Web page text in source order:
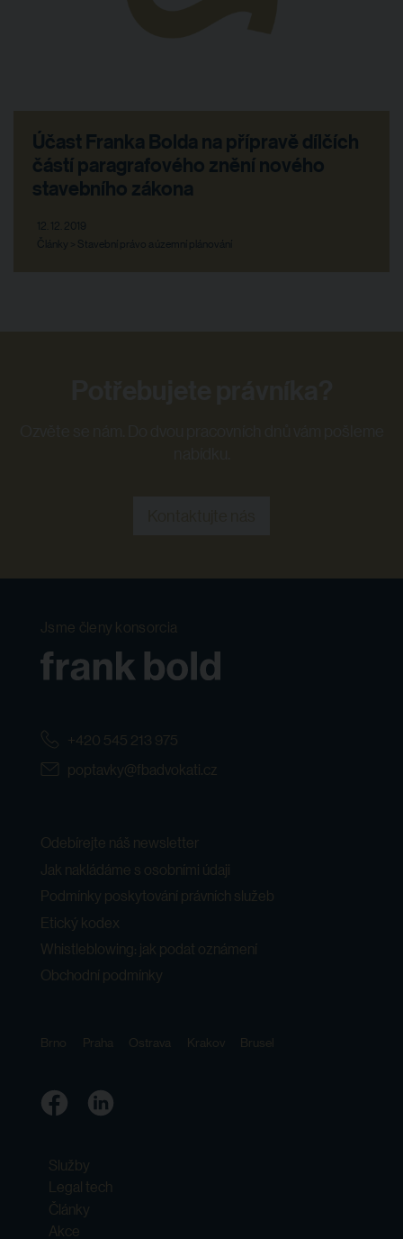
Účast Franka Bolda na přípravě dílčích
částí paragrafového znění nového
stavebního zákona
12. 12. 2019
Články > Stavební právo a územní plánování
Jsme členy konsorcia
+420 545 213 975
poptavky@fbadvokati.cz
Odebírejte náš newsletter
Jak nakládáme s osobními údaji
Podmínky poskytování právních služeb
Etický kodex
Whistleblowing: jak podat oznámení
Obchodní podmínky
Brno Praha Ostrava Krakov Brusel
Služby
Legal tech
Články
Akce